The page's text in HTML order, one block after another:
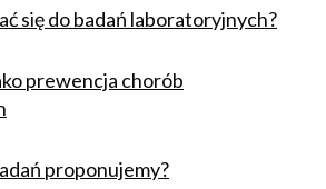
się do badań laboratoryjnych?
prewencja chorób
proponujemy?